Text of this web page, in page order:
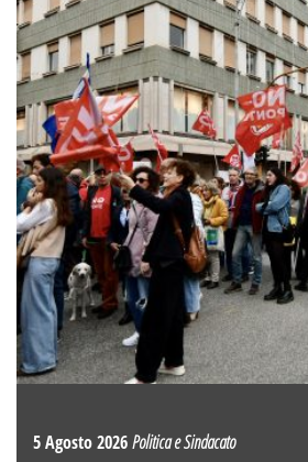
5 Agosto 2026Politica e Sindacato